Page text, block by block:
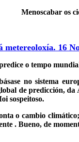
Menoscabar os
16
o tempo
no sistema
de predicción,
sospeitoso.
o cambio
. Bueno, de